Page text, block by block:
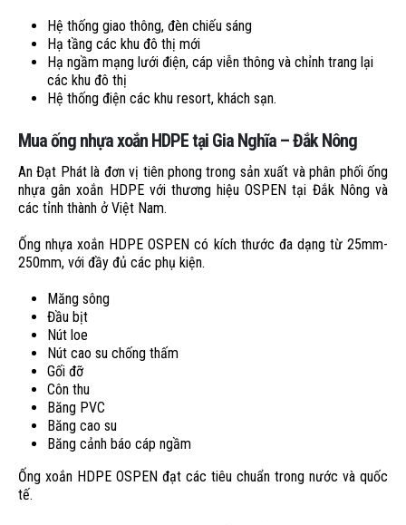
Hệ thống giao thông, đèn chiếu sáng
Hạ tầng các khu đô thị mới
Hạ ngầm mạng lưới điện, cáp viễn thông và chỉnh trang lại
các khu đô thị
Hệ thống điện các khu resort, khách sạn.
Mua ống nhựa xoắn HDPE tại Gia Nghĩa – Đắk Nông
An Đạt Phát là đơn vị tiên phong trong sản xuất và phân phối ống
nhựa gân xoắn HDPE với thương hiệu OSPEN tại Đắk Nông và
các tỉnh thành ở Việt Nam.
Ống nhựa xoắn HDPE OSPEN có kích thước đa dạng từ 25mm-
250mm, với đầy đủ các phụ kiện.
Măng sông
Đầu bịt
Nút loe
Nút cao su chống thấm
Gối đỡ
Côn thu
Băng PVC
Băng cao su
Băng cảnh báo cáp ngầm
Ống xoắn HDPE OSPEN đạt các tiêu chuẩn trong nước và quốc
tế.